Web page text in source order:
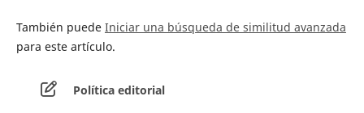
También puede Iniciar una búsqueda de similitud avanzada
para este artículo.
Política editorial